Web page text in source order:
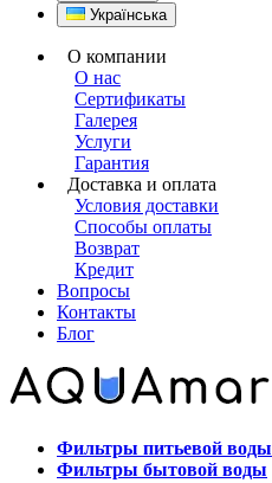
Українська
О компании
О нас
Сертификаты
Галерея
Услуги
Гарантия
Доставка и оплата
Условия доставки
Способы оплаты
Возврат
Кредит
Вопросы
Контакты
Блог
Фильтры питьевой воды
Фильтры бытовой воды